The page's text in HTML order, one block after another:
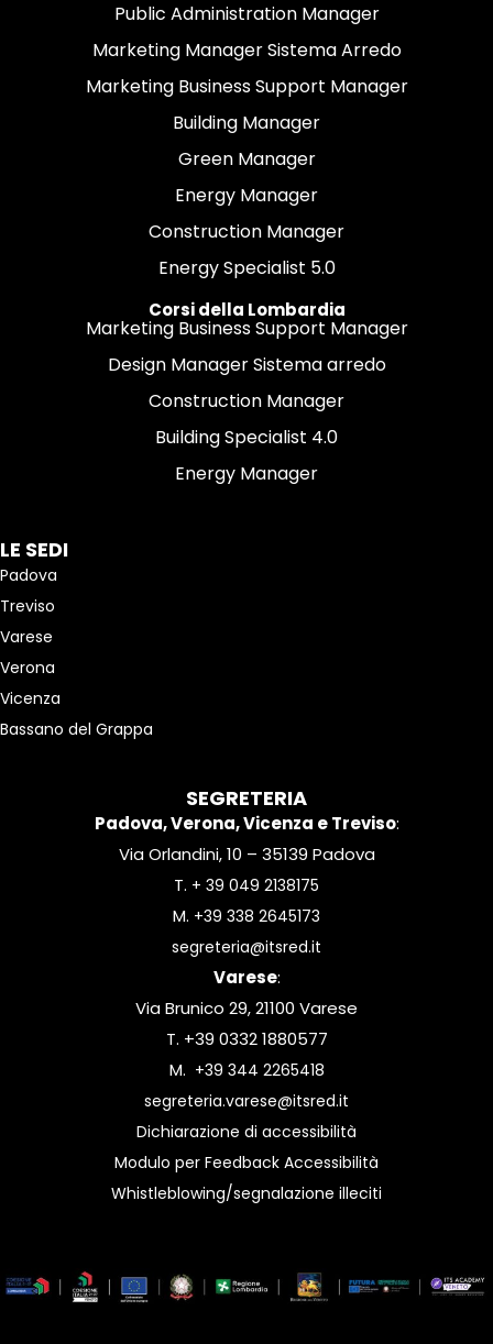
Public Administration Manager
Marketing Manager Sistema Arredo
Marketing Business Support Manager
Building Manager
Green Manager
Energy Manager
Construction Manager
Energy Specialist 5.0
Corsi della Lombardia
Marketing Business Support Manager
Design Manager Sistema arredo
Construction Manager
Building Specialist 4.0
Energy Manager
LE SEDI
Padova
Treviso
Varese
Verona
Vicenza
Bassano del Grappa
SEGRETERIA
Padova, Verona, Vicenza e Treviso:
Via Orlandini, 10 – 35139 Padova
T. + 39 049 2138175
M. +39 338 2645173
segreteria@itsred.it
Varese:
Via Brunico 29, 21100 Varese
T. +39 0332 1880577
M. +39 344 2265418
segreteria.varese@itsred.it
Dichiarazione di accessibilità
Modulo per Feedback Accessibilità
Whistleblowing/segnalazione illeciti